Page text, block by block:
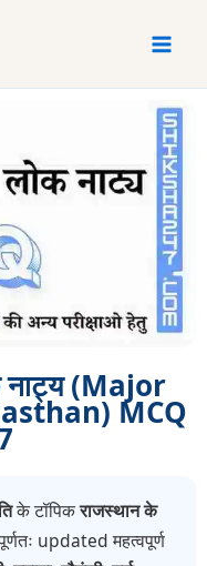
नाट्य (Major
MCQ
के टॉपिकराजस्थान के
updated महत्वपूर्ण